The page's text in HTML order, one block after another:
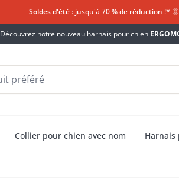
Soldes d'été : jusqu'à 70 % de réduction !*​ 🌞
Découvrez notre nouveau harnais pour chien
Collier pour chien avec nom Harnais